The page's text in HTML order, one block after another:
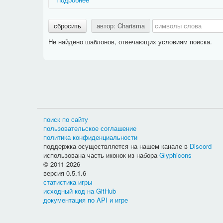
Названия ситуаций имеют префикс, дающий
Действие:фразы, относящиеся к какому-либо
Задание:фразы, относящиеся к конкретному типу
PvP:
фразы, относящиеся к сражениям между
Вариант выбора:текст, который появляется в
Выбор:
Дневник:фраза предназначена для дневника
Журнал:фраза предназначена для журнала героя;
Название:очень краткое и общее название
Описание:фраза будет отображаться над
Расположение фраз разных типов можно посмотреть
сбросить автор: Charisma
Не найдено шаблонов, отвечающих условиям поиска.
поиск по сайту
пользовательское соглашение
политика конфиденциальности
поддержка осуществляется на нашем канале в Discord
использована часть иконок из набора Glyphicons
© 2011-2026
версия 0.5.1.6
статистика игры
исходный код на GitHub
документация по API и игре